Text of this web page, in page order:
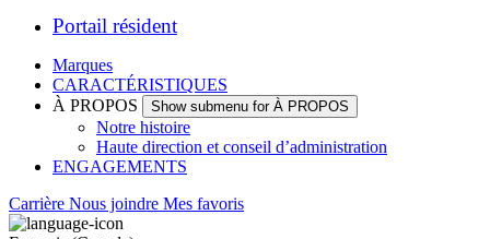
Portail résident
Marques
CARACTÉRISTIQUES
À PROPOS
Show submenu for À PROPOS
Notre histoire
Haute direction et conseil d’administration
ENGAGEMENTS
Carrière Nous joindre Mes favoris